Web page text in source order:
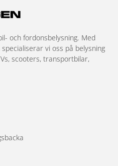
och fordonsbelysning. Med
vi oss på belysning
scooters, transportbilar,